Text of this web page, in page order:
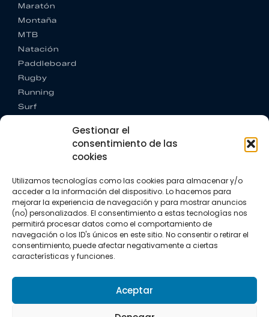
Gestionar el
consentimiento de las
cookies
Utilizamos tecnologías como las cookies para almacenar y/o
acceder a la información del dispositivo. Lo hacemos para
mejorar la experiencia de navegación y para mostrar anuncios
(no) personalizados. El consentimiento a estas tecnologías nos
permitirá procesar datos como el comportamiento de
navegación o los ID's únicos en este sitio. No consentir o retirar el
consentimiento, puede afectar negativamente a ciertas
características y funciones.
Aceptar
Maratón
Montaña
MTB
Natación
Paddleboard
Rugby
Running
Surf
CONTACTO
+34 662 342 177
info@vkssport.com
SÍGUENOS
Política de privacidad
Política de cookies